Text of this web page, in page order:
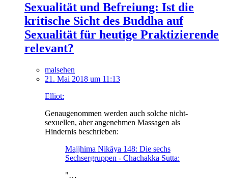
Sexualität und Befreiung: Ist die
kritische Sicht des Buddha auf
Sexualität für heutige Praktizierende
relevant?
malsehen
21. Mai 2018 um 11:13
Elliot:
Genaugenommen werden auch solche nicht-
sexuellen, aber angenehmen Massagen als
Hindernis beschrieben:
Majjhima Nikāya 148: Die sechs
Sechsergruppen - Chachakka Sutta:
"…